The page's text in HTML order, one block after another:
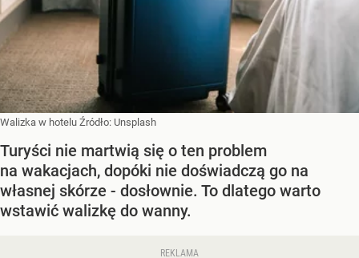
Walizka w hotelu Źródło: Unsplash
Turyści nie martwią się o ten problem
na wakacjach, dopóki nie doświadczą go na
własnej skórze - dosłownie. To dlatego warto
wstawić walizkę do wanny.